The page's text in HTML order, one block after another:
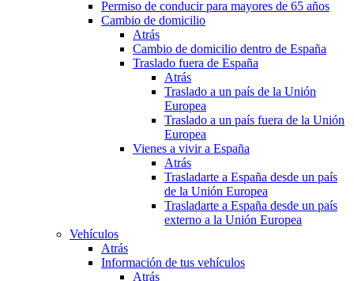
Permiso de conducir para mayores de 65 años
Cambio de domicilio
Atrás
Cambio de domicilio dentro de España
Traslado fuera de España
Atrás
Traslado a un país de la Unión
Europea
Traslado a un país fuera de la Unión
Europea
Vienes a vivir a España
Atrás
Trasladarte a España desde un país
de la Unión Europea
Trasladarte a España desde un país
externo a la Unión Europea
Vehículos
Atrás
Información de tus vehículos
Atrás